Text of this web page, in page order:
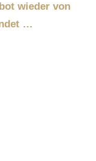
wieder von
…